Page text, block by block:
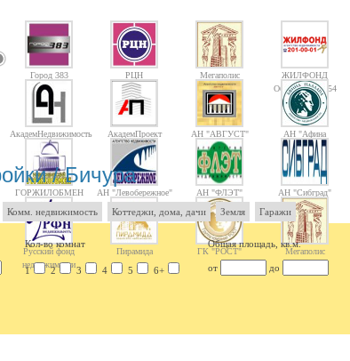
Город 383 РЦН Мегаполис
ЖИЛФОНД
Объектов: 14754
АкадемНедвижимость АкадемПроект АН "АВГУСТ"
АН "Афина
Паллада"
ГОРЖИЛОБМЕН АН "Левобережное" АН "ФЛЭТ" АН "Сибград"
Русский фонд
недвижимости
Пирамида ГК "РОСТ" Мегаполис
/ Бичура
Комм. недвижимость Коттеджи, дома, дачи Земля Гаражи
Кол-во комнат Общая площадь, кв.м.
1 2 3 4 5 6+ от до